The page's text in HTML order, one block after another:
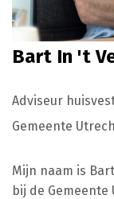
Bart In 't
Adviseur
Gemeente
Mijn naam is
bij de